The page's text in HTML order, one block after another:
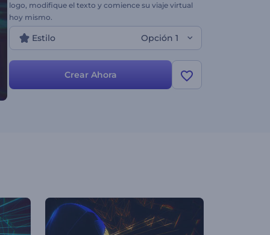
logo, modifique el texto y comience su viaje virtual
hoy mismo.
Estilo Opción 1
Crear Ahora